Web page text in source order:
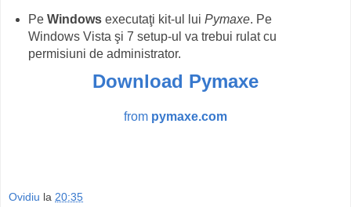
Pe Windowsexecutaţi kit-ul lui Pymaxe. Pe
Windows Vista şi 7 setup-ul va trebui rulat cu
permisiuni de administrator.
Download Pymaxe
from pymaxe.com
Ovidiu la 20:35